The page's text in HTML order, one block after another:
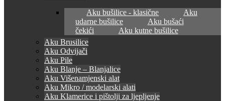
Aku bušilice - klasične
Aku
udarne bušilice
Aku bušaći
čekići
Aku kutne bušilice
Aku Brusilice
Aku Odvijači
Aku Pile
Aku Blanje – Blanjalice
Aku Višenamjenski alat
Aku Mikro / modelarski alati
Aku Klamerice i pištolji za ljepljenje